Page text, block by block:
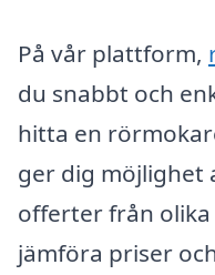
På vår plattform,
du snabbt och
hitta en
ger dig möjlighet
offerter från
jämföra priser